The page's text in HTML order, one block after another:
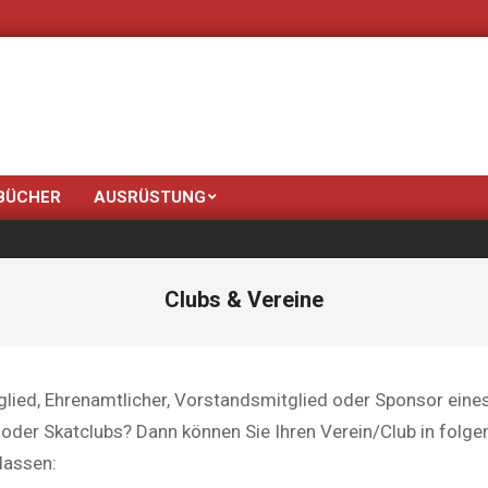
AUSRÜSTUNG
Clubs & Vereine
Ehrenamtlicher, Vorstandsmitglied oder Sponsor
Skatclubs? Dann können Sie Ihren Verein/Club in